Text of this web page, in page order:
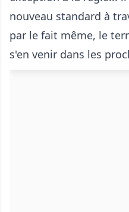
nouveau standard à
par le fait même, le
s'en venir dans les